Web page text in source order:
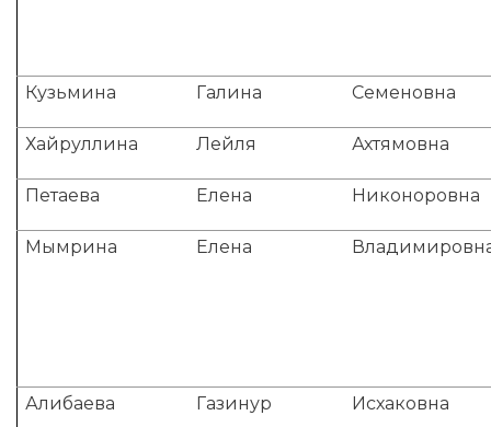
Кузьмина Галина Семеновна
Хайруллина Лейля Ахтямовна
Петаева Елена Никоноровна
Мымрина Елена
Алибаева Газинур Исхаковна